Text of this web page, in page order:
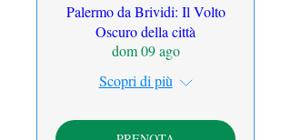
Palermo da Brividi: Il Volto
Oscuro della città
dom 09 ago
Scopri di più